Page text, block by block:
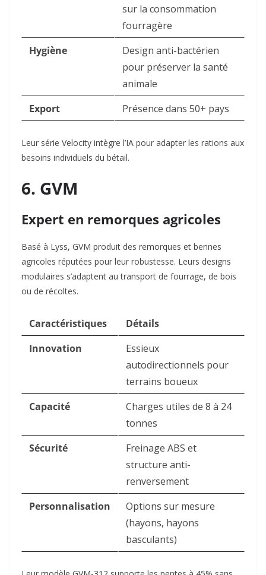
sur la consommation
fourragère
Hygiène
Design anti-bactérien
pour préserver la santé
animale
Export
Présence dans 50+ pays
Leur série Velocity intègre l’IA pour adapter les rations aux
besoins individuels du bétail.
6. GVM
Expert en remorques agricoles
Basé à Lyss, GVM produit des remorques et bennes
agricoles réputées pour leur robustesse. Leurs designs
modulaires s’adaptent au transport de fourrage, de bois
ou de récoltes.
Caractéristiques
Détails
Innovation
Essieux
autodirectionnels pour
terrains boueux
Capacité
Charges utiles de 8 à 24
tonnes
Sécurité
Freinage ABS et
structure anti-
renversement
Personnalisation
Options sur mesure
(hayons, hayons
basculants)